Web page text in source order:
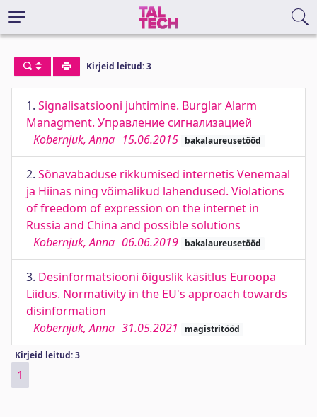
Kirjeid leitud: 3
1. Signalisatsiooni juhtimine. Burglar Alarm
Managment. Управление сигнализацией
Kobernjuk, Anna 15.06.2015 bakalaureusetööd
2. Sõnavabaduse rikkumised internetis Venemaal
ja Hiinas ning võimalikud lahendused. Violations
of freedom of expression on the internet in
Russia and China and possible solutions
Kobernjuk, Anna 06.06.2019 bakalaureusetööd
3. Desinformatsiooni õiguslik käsitlus Euroopa
Liidus. Normativity in the EU's approach towards
disinformation
Kobernjuk, Anna 31.05.2021 magistritööd
Kirjeid leitud: 3
1